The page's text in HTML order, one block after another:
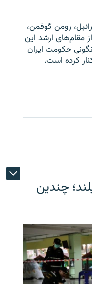
تلویزیون اسرائیل، رومن گوفمن،
مقام‌های ارشد این
حکومت ایران
کرده است.
چندین